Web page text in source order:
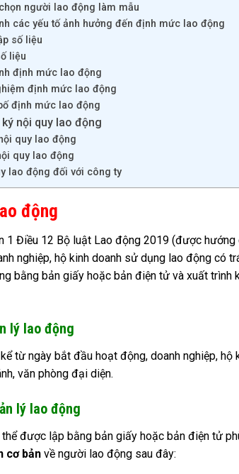
người lao động làm mẫu
các yếu tố ảnh hưởng đến định mức lao động
số liệu
liệu
định mức lao động
định mức lao động
định mức lao động
nội quy lao động
quy lao động
quy lao động
lao động đối với công ty
động
1 Điều 12 Bộ luật Lao động 2019 (được
nghiệp, hộ kinh doanh sử dụng lao động có
bằng bản giấy hoặc bản điện tử và xuất trình
lý lao động
từ ngày bắt đầu hoạt động, doanh nghiệp,
văn phòng đại diện.
lý lao động
được lập bằng bản giấy hoặc bản điện tử
cơ bản về người lao động sau đây: